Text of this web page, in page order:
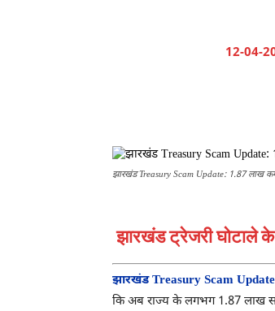
12-04-
झारखंड Treasury Scam Update: 1.87 लाख
झारखंड ट्रेजरी घोटाले के
झारखंड Treasury Scam Update
कि अब राज्य के लगभग 1.87 लाख